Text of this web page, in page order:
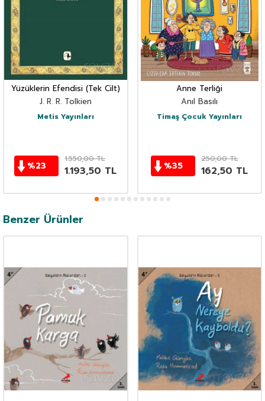
Yüzüklerin Efendisi (Tek Cilt)
J. R. R. Tolkien
Metis Yayınları
%23
1.550,00TL
1.193,50 TL
Anne Terliği
Anıl Basılı
Timaş Çocuk Yayınları
%35
250,00TL
162,50 TL
Benzer Ürünler